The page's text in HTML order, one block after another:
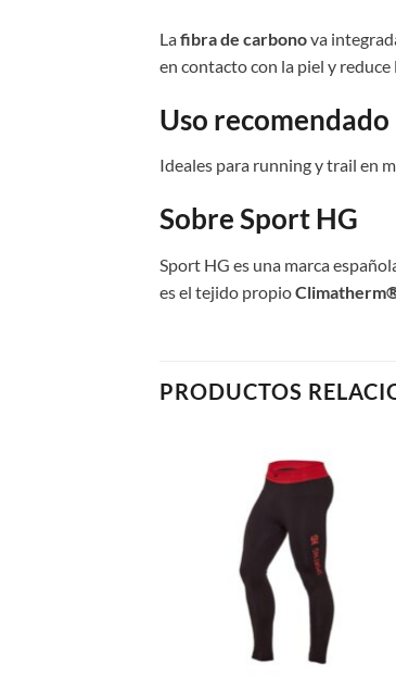
Lafibra de carbonova
en contacto con la piel y
Uso recomendado
Ideales para running y trail en
Sobre Sport HG
Sport HG es una marca
es el tejido propio
PRODUCTOS